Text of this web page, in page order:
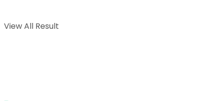
View All Result